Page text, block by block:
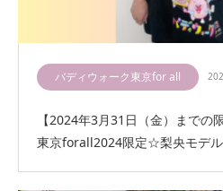
バディウォーク東京for all
【2024年3月31日（金）までの
東京forall2024限定☆梨央モデ